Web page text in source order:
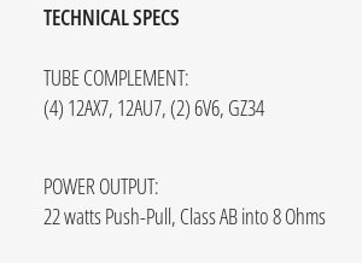
TECHNICAL SPECS
TUBE COMPLEMENT:
(4) 12AX7, 12AU7, (2) 6V6, GZ34
POWER OUTPUT:
22 watts Push-Pull, Class AB into 8 Ohms